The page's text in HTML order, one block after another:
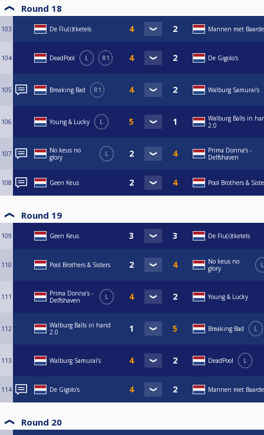
Round 18
103 De Flu(i)tketels Mannen met
104 DeadPool L R1 De Gigolo's
105 Breaking Bad R1 Walburg Samurai’s
106 Young & Lucky L
Walburg Balls in
2.0
107
No keus no
glory
L
Prima Donna’s -
Delfshaven
108 Geen Keus Pool Brothers &
Round 19
109 Geen Keus De Flu(i)tketels
110 Pool Brothers & Sisters
No keus no
glory
L
111
Prima Donna’s -
Delfshaven
L Young & Lucky
112
Walburg Balls in hand
2.0
Breaking Bad L
113 Walburg Samurai’s DeadPool L
114 De Gigolo's Mannen met
Round 20